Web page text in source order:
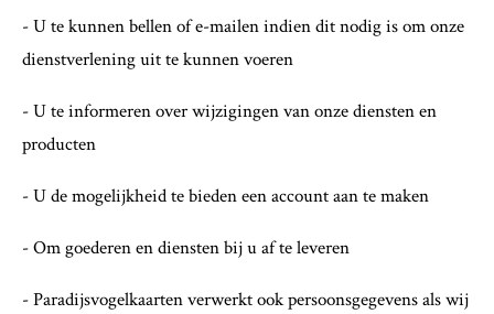
- U te kunnen bellen of e-mailen indien dit nodig is om onze
dienstverlening uit te kunnen voeren
- U te informeren over wijzigingen van onze diensten en
producten
- U de mogelijkheid te bieden een account aan te maken
- Om goederen en diensten bij u af te leveren
- Paradijsvogelkaarten verwerkt ook persoonsgegevens als wij